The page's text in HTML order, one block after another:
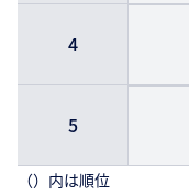
4
5
（）内は順位